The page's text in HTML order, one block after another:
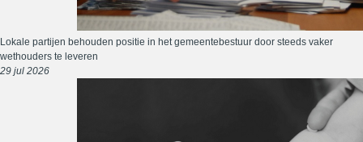
Lokale partijen behouden positie in het gemeentebestuur door steeds vaker
wethouders te leveren
29 jul 2026